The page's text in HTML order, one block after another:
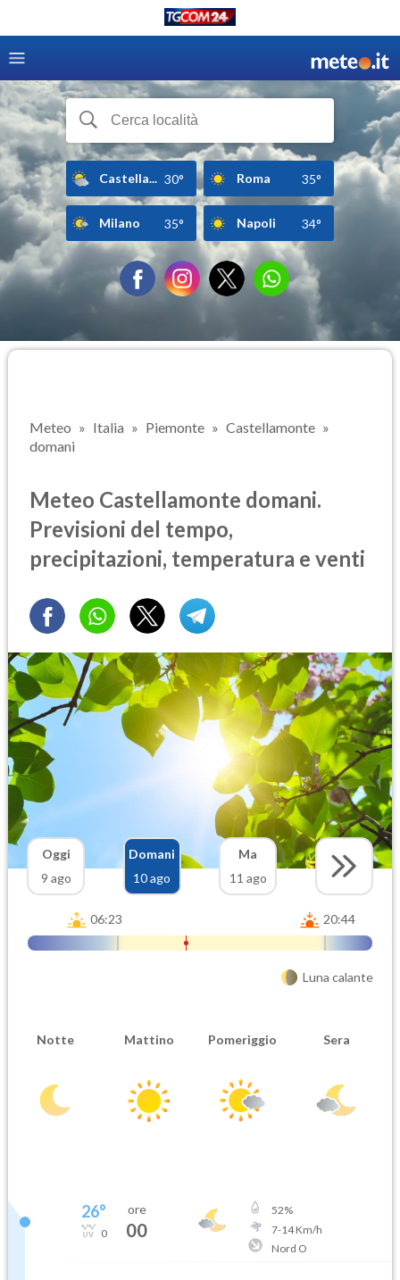
Castella... 30° Roma 35°
Milano 35° Napoli 34°
Meteo Italia Piemonte
Castellamonte
domani
Meteo Castellamonte domani.
Previsioni del tempo,
precipitazioni, temperatura e venti
Oggi
9 ago
Domani
10 ago
Ma
11 ago
06:23 20:44
Luna calante
Notte Mattino Pomeriggio Sera
26°
0
ore
00
52%
7-14Km/h
Nord O